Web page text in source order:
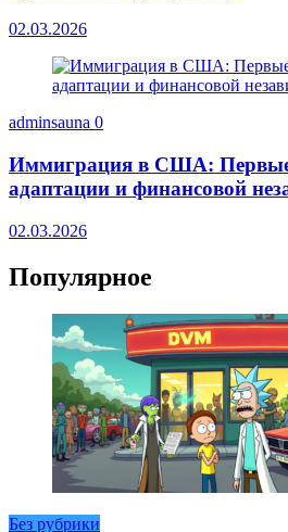
02.03.2026
adminsauna 0
Иммиграция в США:
адаптации и финансовой
02.03.2026
Популярное
Без рубрики